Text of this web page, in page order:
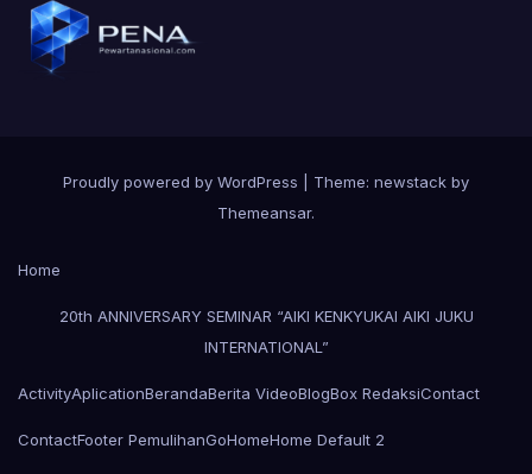
Proudly powered by WordPress
Theme: newstack by
Themeansar.
Home
20th ANNIVERSARY SEMINAR “AIKI KENKYUKAI AIKI JUKU
INTERNATIONAL”
ActivityAplicationBerandaBerita VideoBlogBox RedaksiContact
ContactFooter PemulihanGoHomeHome Default 2